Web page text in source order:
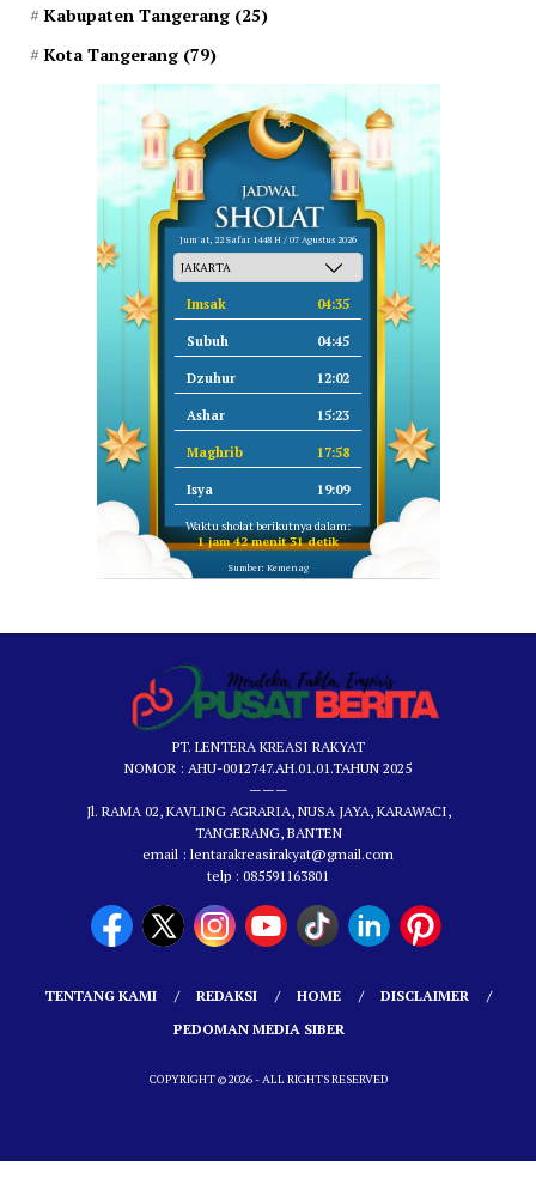
Kabupaten Tangerang (25)
Kota Tangerang (79)
Jum'at, 22 Safar 1448 H / 07 Agustus 2026
Imsak 04:35
Subuh 04:45
Dzuhur 12:02
Ashar 15:23
Maghrib 17:58
Isya 19:09
Waktu sholat berikutnya dalam:
1 jam 42 menit 30 detik
Sumber: Kemenag
PT. LENTERA KREASI RAKYAT
NOMOR : AHU-0012747.AH.01.01.TAHUN 2025
———
Jl. RAMA 02, KAVLING AGRARIA, NUSA JAYA, KARAWACI,
TANGERANG, BANTEN
email : lentarakreasirakyat@gmail.com
telp : 085591163801
TENTANG KAMI REDAKSI HOME
DISCLAIMER
PEDOMAN MEDIA SIBER
COPYRIGHT © 2026 - ALL RIGHTS RESERVED